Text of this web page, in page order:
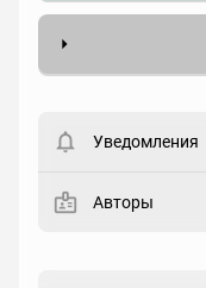
Статус
Уведомления
Авторы